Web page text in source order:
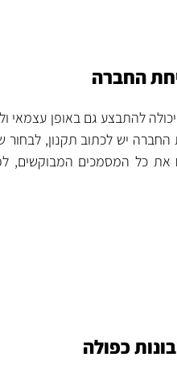
החברה
להתבצע גם באופן עצמאי
החברה יש לכתוב תקנון,
את כל המסמכים
כפולה